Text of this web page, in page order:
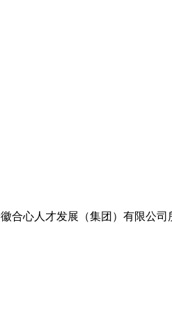
合心人才发展（集团）有限公司